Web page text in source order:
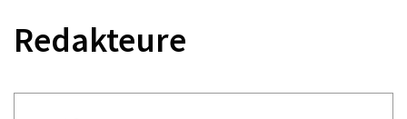
Redakteure